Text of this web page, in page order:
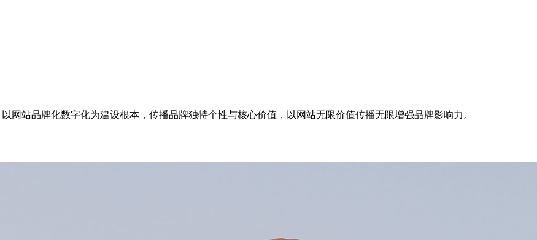
网站品牌化数字化为建设根本，传播品牌独特个性与核心价值，以网站无限价值传播无限增强品牌影响力。